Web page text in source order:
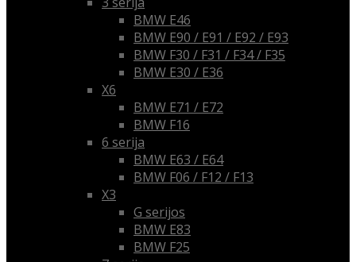
BMW E46
BMW E90 / E91 / E92 / E93
BMW F30 / F31 / F34 / F35
BMW E30 / E36
X6
BMW E71 / E72
BMW F16
6 serija
BMW E63 / E64
BMW F06 / F12 / F13
X3
G serijos
BMW E83
BMW F25